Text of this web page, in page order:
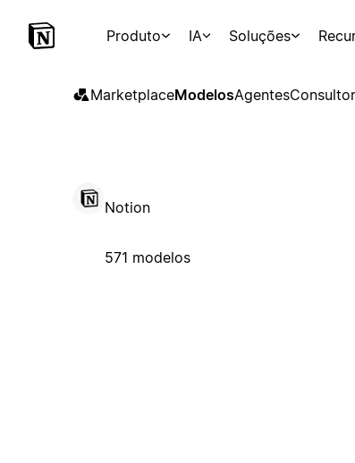
Produto IA Soluções
MarketplaceModelosAgentes
Notion
571 modelos